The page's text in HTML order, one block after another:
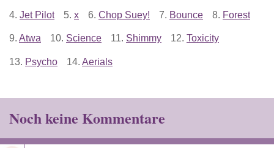
4. Jet Pilot 5. x 6. Chop Suey! 7. Bounce 8. Forest
9. Atwa 10. Science 11. Shimmy 12. Toxicity
13. Psycho 14. Aerials
Noch keine Kommentare